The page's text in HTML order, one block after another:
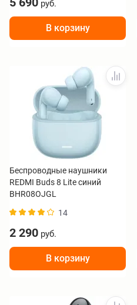
руб.
В корзину
Беспроводные наушники
REDMI Buds 8 Lite синий
BHR08OJGL
14
2 290 руб.
В корзину